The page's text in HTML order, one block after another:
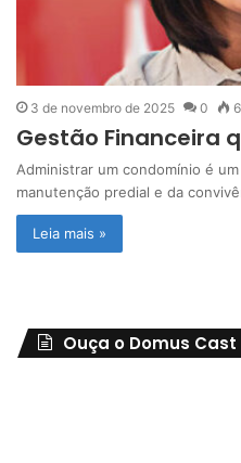
3 de novembro de 2025 0
Gestão Financeira
Administrar um condomínio é
manutenção predial e da
Leia mais »
Ouça o Domus Cast